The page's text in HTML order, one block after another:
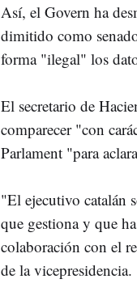
Así, el Govern ha
dimitido como
forma "ilegal" los
El secretario de
comparecer "con
Parlament "para
"El ejecutivo catalán
que gestiona y que
colaboración con el
de la vicepresidencia.